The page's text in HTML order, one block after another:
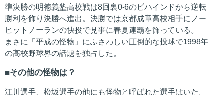
準決勝の明徳義塾高校戦は8回裏0-6のビハインドから逆転
勝利を飾り決勝へ進出。決勝では京都成章高校相手にノー
ヒットノーランの快投で見事に春夏連覇を飾っている。
まさに「平成の怪物」にふさわしい圧倒的な投球で1998年
の高校野球界の話題を独占した。
その他の怪物は？
江川選手、松坂選手の他にも怪物と呼ばれた選手はいた。